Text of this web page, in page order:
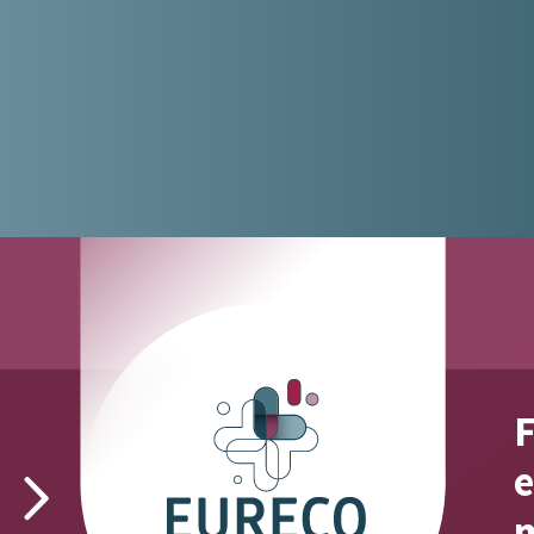
fact #2
Wij zijn 24/7 bereikbaar voor
spoedbestellingen.